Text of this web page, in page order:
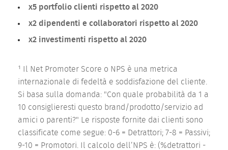
x5 portfolio clienti rispetto al 2020
x2 dipendenti e collaboratori rispetto al 2020
x2 investimenti rispetto al 2020
¹ Il Net Promoter Score o NPS è una metrica
internazionale di fedeltà e soddisfazione del cliente.
Si basa sulla domanda: "Con quale probabilità da 1 a
10 consiglieresti questo brand/prodotto/servizio ad
amici o parenti?" Le risposte fornite dai clienti sono
classificate come segue: 0-6 = Detrattori; 7-8 = Passivi;
9-10 = Promotori. Il calcolo dell’NPS è: (%detrattori -